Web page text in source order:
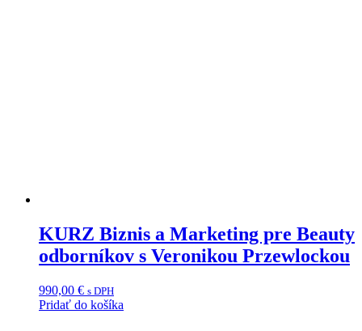
KURZ Biznis a Marketing pre Beauty
odborníkov s Veronikou Przewlockou
990,00 € s DPH
Pridať do košíka